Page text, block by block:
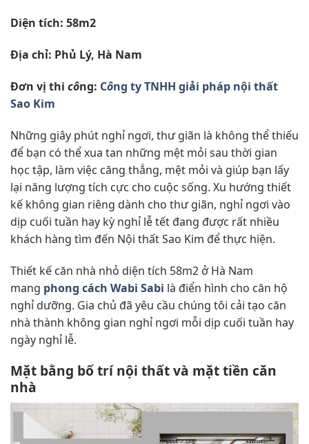
Diện tích: 58m2
Địa chỉ: Phủ Lý, Hà Nam
Đơn vị thi công: Công ty TNHH giải pháp nội thất
Sao Kim
Những giây phút nghỉ ngơi, thư giãn là không thể thiếu
để bạn có thể xua tan những mệt mỏi sau thời gian
học tập, làm việc căng thẳng, mệt mỏi và giúp bạn lấy
lại năng lượng tích cực cho cuộc sống. Xu hướng thiết
kế không gian riêng dành cho thư giãn, nghỉ ngơi vào
dịp cuối tuần hay kỳ nghỉ lễ tết đang được rất nhiều
khách hàng tìm đến Nội thất Sao Kim để thực hiện.
Thiết kế căn nhà nhỏ diện tích 58m2 ở Hà Nam
mang phong cách Wabi Sabi là điển hình cho căn hộ
nghỉ dưỡng. Gia chủ đã yêu cầu chúng tôi cải tạo căn
nhà thành không gian nghỉ ngơi mỗi dịp cuối tuần hay
ngày nghỉ lễ.
Mặt bằng bố trí nội thất và mặt tiền căn
nhà